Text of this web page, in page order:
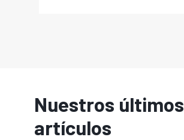
Nuestros últimos
artículos